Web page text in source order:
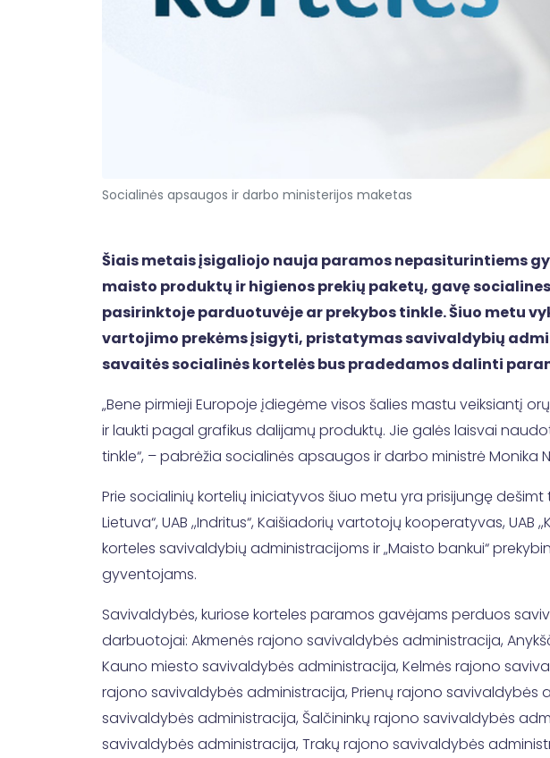
Socialinės apsaugos ir darbo ministerijos maketas
Šiais metais įsigaliojo nauja paramos nepasiturintiems
maisto produktų ir higienos prekių paketų, gavę
pasirinktoje parduotuvėje ar prekybos tinkle. Šiuo metu
vartojimo prekėms įsigyti, pristatymas savivaldybių
savaitės socialinės kortelės bus pradedamos dalinti
„Bene pirmieji Europoje įdiegėme visos šalies mastu veiksiantį
ir laukti pagal grafikus dalijamų produktų. Jie galės laisvai
tinkle“, – pabrėžia socialinės apsaugos ir darbo ministrė Monika
Prie socialinių kortelių iniciatyvos šiuo metu yra prisijungę dešimt
Lietuva“, UAB ,,Indritus“, Kaišiadorių vartotojų kooperatyvas, UAB
korteles savivaldybių administracijoms ir „Maisto bankui“
gyventojams.
Savivaldybės, kuriose korteles paramos gavėjams perduos
darbuotojai: Akmenės rajono savivaldybės administracija,
Kauno miesto savivaldybės administracija, Kelmės rajono
rajono savivaldybės administracija, Prienų rajono savivaldybės
savivaldybės administracija, Šalčininkų rajono savivaldybės
savivaldybės administracija, Trakų rajono savivaldybės